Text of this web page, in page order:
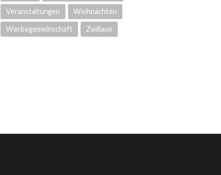
Veranstaltungen Weihnachten
Werbegemeinschaft Zwillaue